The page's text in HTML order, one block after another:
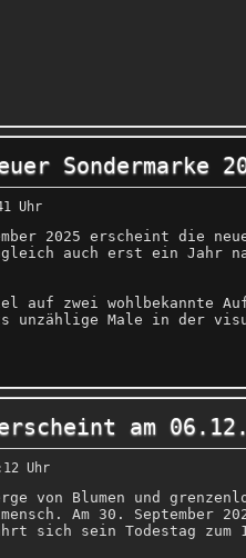
Sondermarke
Uhr
2025 erscheint die
auch erst ein Jahr
auf zwei wohlbekannte
unzählige Male in der
am
Uhr
von Blumen und
Am 30. September
sich sein Todestag zum